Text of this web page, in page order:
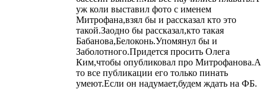
уж коли выставил фото с именем
Митрофана,взял бы и рассказал кто это
такой.Заодно бы рассказал,кто такая
Бабанова,Белоконь.Упомянул бы и
Заболотного.Придется просить Олега
Ким,чтобы опубликовал про Митрофанова.А
то все публикации его только пинать
умеют.Если он надумает,будем ждать на ФБ.